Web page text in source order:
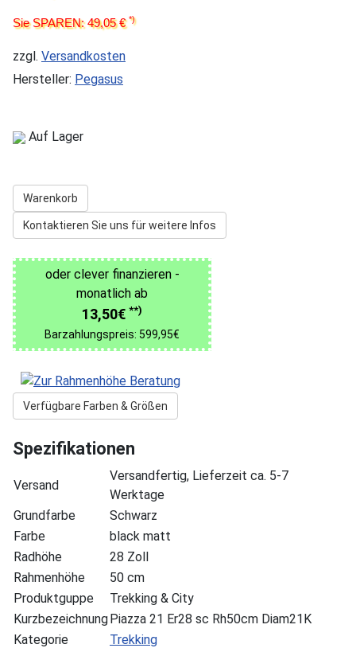
Sie SPAREN: 49,05 €*)
zzgl. Versandkosten
Hersteller: Pegasus
Auf Lager
Warenkorb
Kontaktieren Sie uns für weitere Infos
oder clever finanzieren -
monatlich ab
13,50€ **)
Barzahlungspreis: 599,95€
Verfügbare Farben & Größen
Spezifikationen
Versand
Versandfertig, Lieferzeit ca. 5-7
Werktage
Grundfarbe
Schwarz
Farbe
black matt
Radhöhe
28 Zoll
Rahmenhöhe
50 cm
Produktguppe
Trekking & City
KurzbezeichnungPiazza 21 Er28 sc Rh50cm Diam21K
Kategorie
Trekking